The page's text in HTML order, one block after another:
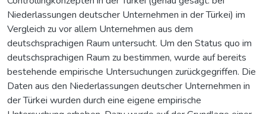
Niederlassungen deutscher Unternehmen in der Türkei) im
Vergleich zu vor allem Unternehmen aus dem
deutschsprachigen Raum untersucht. Um den Status quo im
deutschsprachigen Raum zu bestimmen, wurde auf bereits
bestehende empirische Untersuchungen zurückgegriffen. Die
Daten aus den Niederlassungen deutscher Unternehmen in
der Türkei wurden durch eine eigene empirische